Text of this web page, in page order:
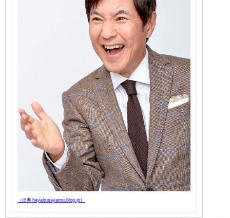
（出典 hayabusayarou.blog.jp）